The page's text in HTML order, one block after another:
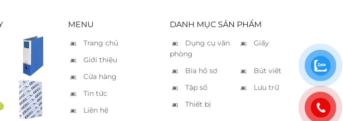
Bìa còng
King Jim
A4 7cm
Giấy
Excel A4
80
MENU
Trang chủ
Giới thiệu
Cửa hàng
Tin tức
Liên hệ
DANH MỤC SẢN PHẨM
Dụng cụ văn
phòng
Giấy
Bìa hồ sơ
Bút viết
Tập sổ
Lưu trữ
Thiết bị